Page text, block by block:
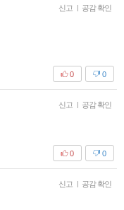
신고 공감 확인
0
0
신고 공감 확인
0
0
신고 공감 확인